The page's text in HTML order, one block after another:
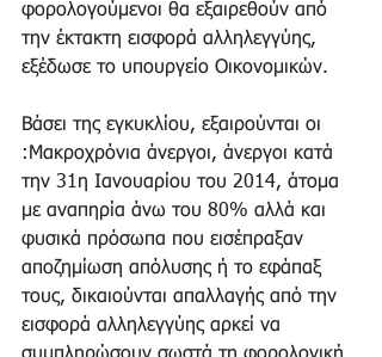
φορολογούμενοι θα εξαιρεθούν από
την έκτακτη εισφορά αλληλεγγύης,
εξέδωσε το υπουργείο Οικονομικών.
Βάσει της εγκυκλίου, εξαιρούνται οι
:Μακροχρόνια άνεργοι, άνεργοι κατά
την 31η Ιανουαρίου του 2014, άτομα
με αναπηρία άνω του 80% αλλά και
φυσικά πρόσωπα που εισέπραξαν
αποζημίωση απόλυσης ή το εφάπαξ
τους, δικαιούνται απαλλαγής από την
εισφορά αλληλεγγύης αρκεί να